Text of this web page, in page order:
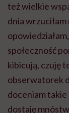
też wielkie
dnia
społeczność
kibicują, czuję
obserwatorek
doceniam
dostaję